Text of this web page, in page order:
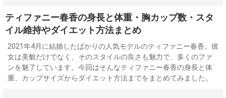
ティファニー春香の身長と体重・胸カップ数・スタ
イル維持やダイエット方法まとめ
2021年4月に結婚したばかりの人気モデルのティファニー春香。彼
女は美貌だけでなく、そのスタイルの良さも魅力で、多くのファ
ンを魅了しています。今回はそんなティファニー春香の身長と体
重、カップサイズからダイエット方法までをまとめてみました。